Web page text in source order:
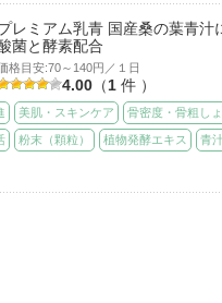
レミアム乳青 国産桑の葉青汁
菌と酵素配合
格目安:70～140円／１日
4.00（1件 ）
美肌・スキンケア 骨密度・骨粗し
粉末（顆粒） 植物発酵エキス 青